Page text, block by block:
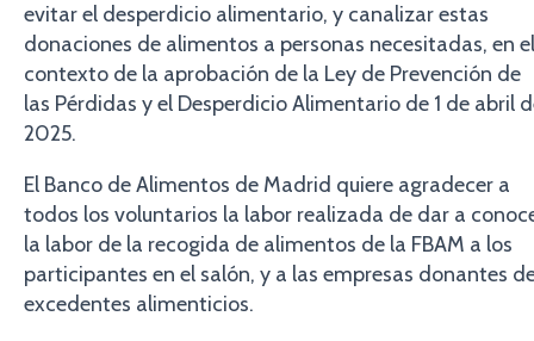
evitar el desperdicio alimentario, y canalizar estas
donaciones de alimentos a personas necesitadas, en el
contexto de la aprobación de la Ley de Prevención de
las Pérdidas y el Desperdicio Alimentario de 1 de abril
2025.
El Banco de Alimentos de Madrid quiere agradecer a
todos los voluntarios la labor realizada de dar a
la labor de la recogida de alimentos de la FBAM a los
participantes en el salón, y a las empresas donantes
excedentes alimenticios.